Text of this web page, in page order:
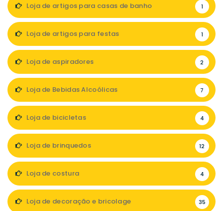
Loja de artigos para casas de banho 1
Loja de artigos para festas 1
Loja de aspiradores 2
Loja de Bebidas Alcoólicas 7
Loja de bicicletas 4
Loja de brinquedos 12
Loja de costura 4
Loja de decoração e bricolage 35